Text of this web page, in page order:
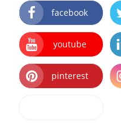
facebook
youtube
pinterest